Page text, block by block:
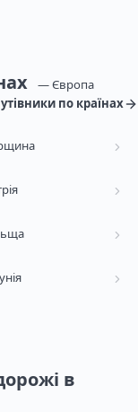
— Європа
по країнах
в